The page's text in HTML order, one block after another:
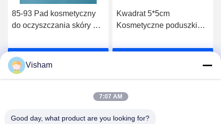
85-93 Pad kosmetyczny
do oczyszczania skóry do
płynnego stosowania
produktów do pielęgnacji
skóry
Kwadrat 5*5cm
Kosmetyczne poduszki
na metr kwadratowy
Visham
7:07 AM
Good day, what product are you looking for?